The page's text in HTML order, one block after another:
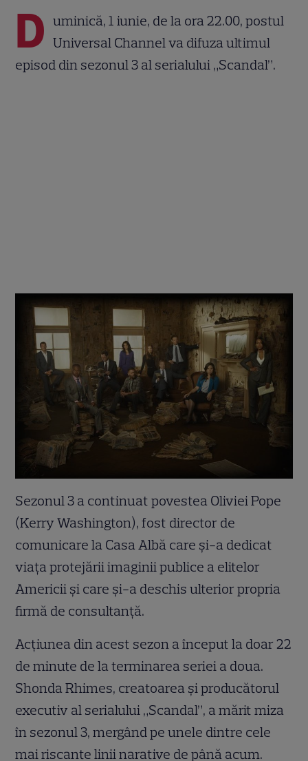
D uminică, 1 iunie, de la ora 22.00, postul
Universal Channel va difuza ultimul
episod din sezonul 3 al serialului „Scandal”.
Sezonul 3 a continuat povestea Oliviei Pope
(Kerry Washington), fost director de
comunicare la Casa Albă care şi-a dedicat
viaţa protejării imaginii publice a elitelor
Americii şi care şi-a deschis ulterior propria
firmă de consultanţă.
Acțiunea din acest sezon a început la doar 22
de minute de la terminarea seriei a doua.
Shonda Rhimes, creatoarea şi producătorul
executiv al serialului „Scandal”, a mărit miza
în sezonul 3, mergând pe unele dintre cele
mai riscante linii narative de până acum.